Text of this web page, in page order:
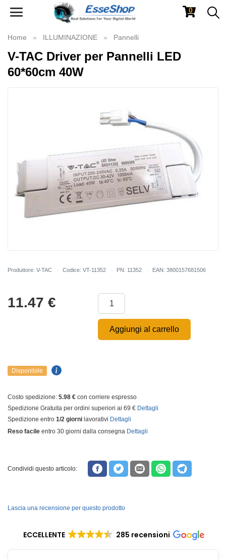
Toggle
0
Home ILLUMINAZIONE Pannelli
V-TAC Driver per Pannelli LED
60*60cm 40W
Produttore: V-TAC Codice: VT-11352 PN: 11352 EAN: 3800157681506
11.47 €
Aggiungi al carrello
Disponibile
Costo spedizione: 5.98 € con corriere espresso
Spedizione Gratuita per ordini superiori ai 69 € Dettagli
Spedizione entro 1/2 giorni lavorativi Dettagli
Reso facile entro 30 giorni dalla consegna Dettagli
Condividi questo articolo:
Lascia una recensione per questo prodotto
ECCELLENTE 285 recensioni